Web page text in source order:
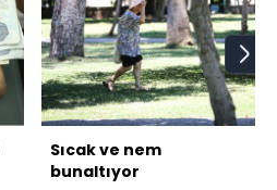
Sıcak ve nem
bunaltıyor